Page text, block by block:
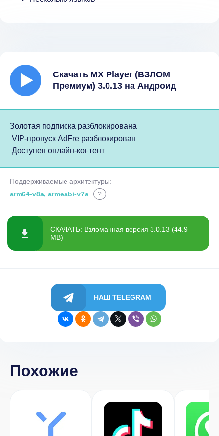
Скачать MX Player (ВЗЛОМ
Премиум) 3.0.13 на Андроид
Золотая подписка разблокирована
VIP-пропуск AdFre разблокирован
Доступен онлайн-контент
Поддерживаемые архитектуры:
arm64-v8a, armeabi-v7a
?
СКАЧАТЬ: Взломанная версия 3.0.13 (44.9
MB)
НАШ TELEGRAM
Похожие